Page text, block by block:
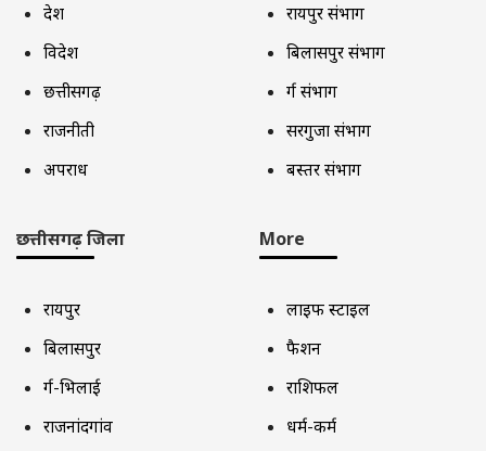
देश
विदेश
छत्तीसगढ़
राजनीती
अपराध
रायपुर संभाग
बिलासपुर संभाग
दुर्ग संभाग
सरगुजा संभाग
बस्तर संभाग
छत्तीसगढ़ जिला
रायपुर
बिलासपुर
दुर्ग-भिलाई
राजनांदगांव
More
लाइफ स्टाइल
फैशन
राशिफल
धर्म-कर्म